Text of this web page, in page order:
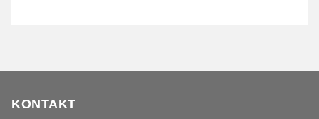
KONTAKT